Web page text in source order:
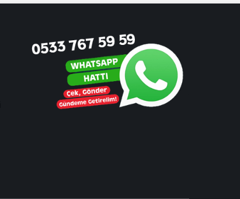
4 hafta önce
Beykoz’un sevilen ismi İsmet
Acar vefat etti